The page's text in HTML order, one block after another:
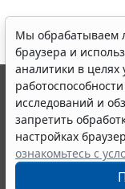
Мы обрабатываем
браузера и
аналитики в
исследований и
запретить
настройках
ознакомьтесь с
© ООО "НПП
выпускается с
являются
информации
Портал ГАРАНТ.РУ
издания